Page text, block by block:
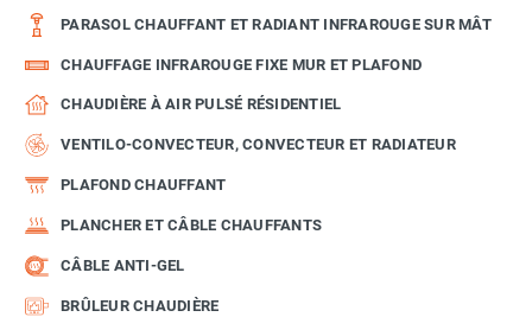
PARASOL CHAUFFANT ET RADIANT INFRAROUGE SUR MÂT
CHAUFFAGE INFRAROUGE FIXE MUR ET PLAFOND
CHAUDIÈRE À AIR PULSÉ RÉSIDENTIEL
VENTILO-CONVECTEUR, CONVECTEUR ET RADIATEUR
PLAFOND CHAUFFANT
PLANCHER ET CÂBLE CHAUFFANTS
CÂBLE ANTI-GEL
BRÛLEUR CHAUDIÈRE